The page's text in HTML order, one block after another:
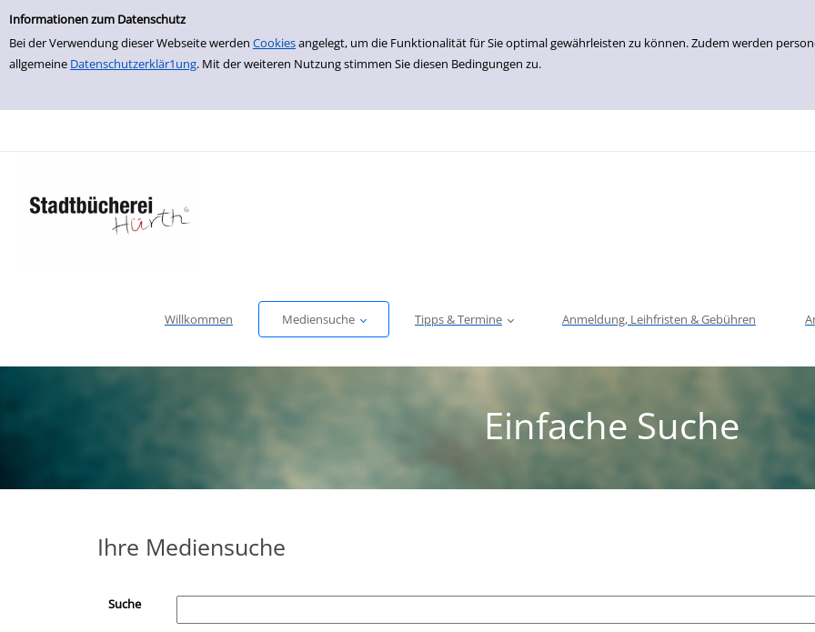
Einfache Suche
Informationen zum Datenschutz
Bei der Verwendung dieser Webseite werden Cookiesangelegt, um die Funktionalität für Sie optimal gewährleisten zu können. Zudem werden
allgemeine Datenschutzerklär1ung. Mit der weiteren Nutzung stimmen Sie diesen Bedingungen zu.
zur Navigation springen
zum Inhalt springen
Zu den Suchfiltern springen
Zur Trefferliste springen
Willkommen Mediensuche Tipps & Termine Anmeldung, Leihfristen & Gebühren
Einfache Suche
Ihre Mediensuche
Suche